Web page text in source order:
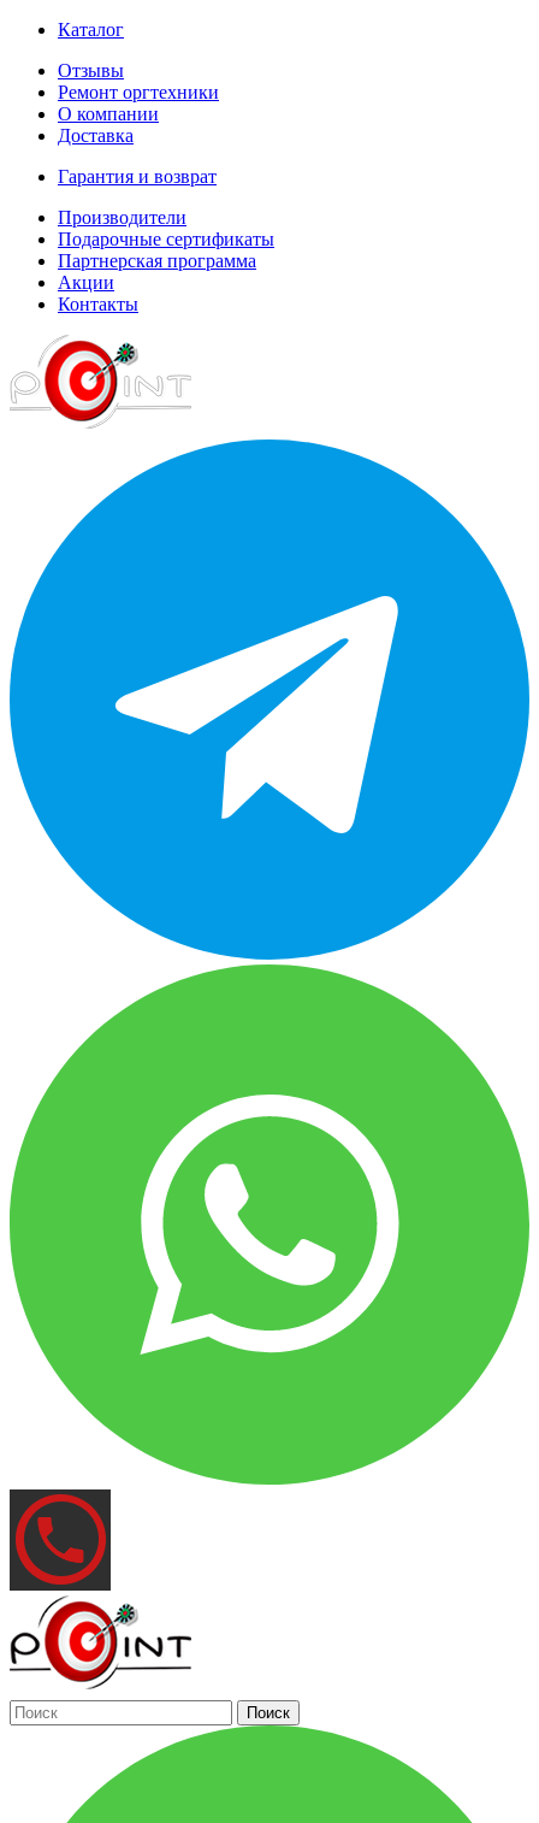
Каталог
Отзывы
Ремонт оргтехники
О компании
Доставка
Гарантия и возврат
Производители
Подарочные сертификаты
Партнерская программа
Акции
Контакты
Поиск